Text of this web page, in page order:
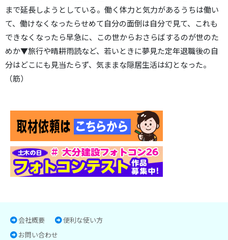
まで延長しようとしている。働く体力と気力があるうちは働い
て、働けなくなったらせめて自分の面倒は自分で見て、これも
できなくなったら早急に、この世からおさらばするのが世のた
めか▼旅行や晴耕雨読など、若いときに夢見た定年退職後の自
分はどこにも見当たらず、気ままな隠居生活は幻となった。
（筋）
会社概要
便利な使い方
お問い合わせ